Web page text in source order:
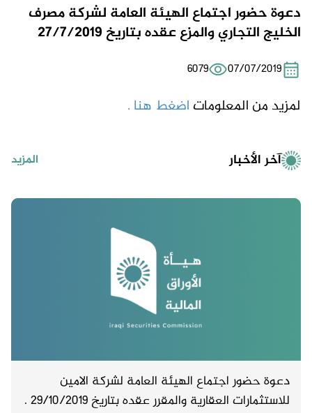
دعوة حضور اجتماع الهيئة العامة لشركة مصرف
الخليج التجاري والمزع عقده بتاريخ 27/7/2019
07/07/2019
6079
لمزيد من المعلومات اضغط هنا .
آخر الأخبار المزيد
دعوة حضور اجتماع الهيئة العامة لشركة الامين
للاستثمارات العقارية والمقرر عقده بتاريخ 29/10/2019 .